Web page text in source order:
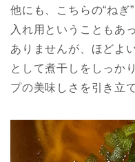
他にも、こちらの“ねぎ
入れ用ということもあ
ありませんが、ほどよ
として煮干しをしっか
プの美味しさを引き立